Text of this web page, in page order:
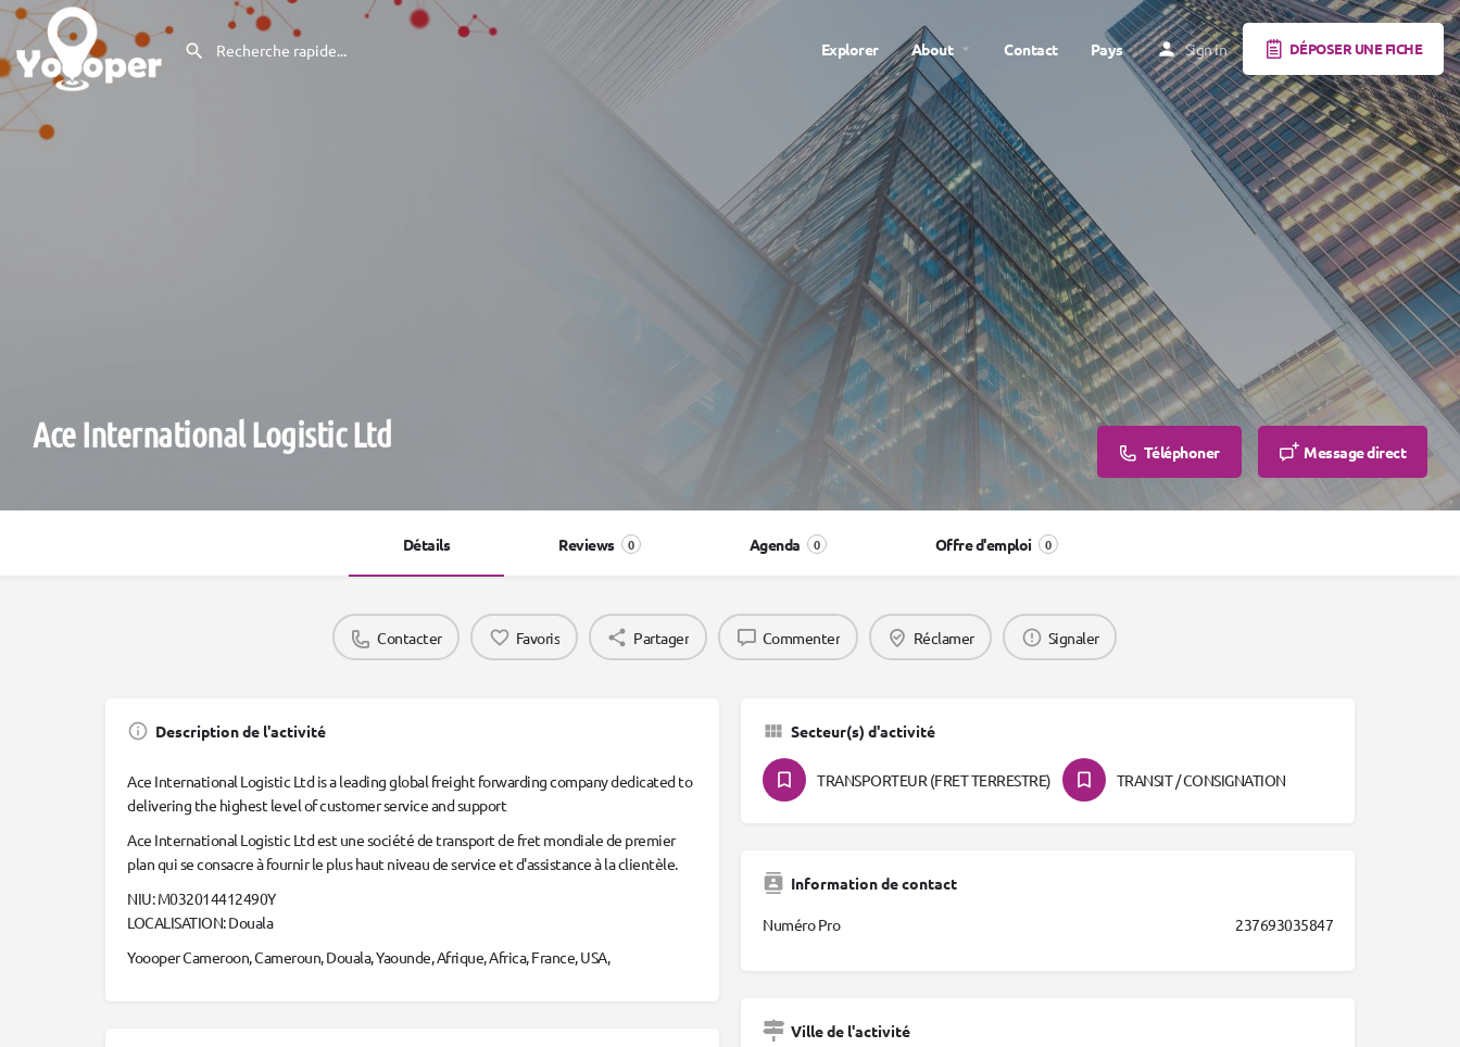
Explorer About Contact Pays Sign in DÉPOSER UNE FICHE
Ace International Logistic Ltd Téléphoner Message direct
Détails Reviews 0 Agenda 0 Offre d'emploi 0
Contacter Favoris Partager Commenter Réclamer Signaler
Description de l'activité
Ace International Logistic Ltd is a leading global freight forwarding company dedicated to
delivering the highest level of customer service and support
Ace International Logistic Ltd est une société de transport de fret mondiale de premier
plan qui se consacre à fournir le plus haut niveau de service et d'assistance à la clientèle.
NIU: M032014412490Y
LOCALISATION: Douala
Yoooper Cameroon, Cameroun, Douala, Yaounde, Afrique, Africa, France, USA,
Secteur(s) d'activité
TRANSPORTEUR (FRET TERRESTRE) TRANSIT / CONSIGNATION
Information de contact
Numéro Pro 237693035847
Ville de l'activité